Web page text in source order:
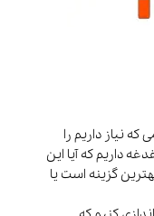
نیاز داریم را
داریم که آیا این
گزینه است یا